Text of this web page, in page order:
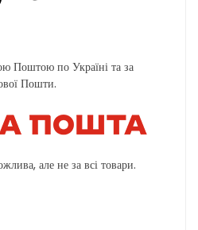
Поштою по Україні та за
Пошти.
але не за всі товари.